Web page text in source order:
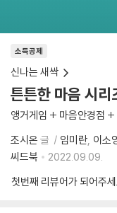
소득공제
신나는 새싹
튼튼한 마음 시리
앵거게임 + 마음안경점 +
조시온 글 임미란 이소
씨드북
2022.09.09.
첫번째 리뷰어가 되어주